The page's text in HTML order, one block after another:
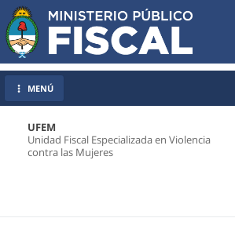
UFEM
Unidad Fiscal Especializada en Violencia
contra las Mujeres
MENÚ